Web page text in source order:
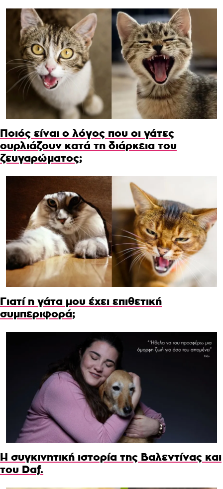
Ποιός είναι ο λόγος που οι γάτες
ουρλιάζουν κατά τη διάρκεια του
ζευγαρώματος;
Γιατί η γάτα μου έχει επιθετική
συμπεριφορά;
Η συγκινητική ιστορία της Βαλεντίνας και
του Daf.